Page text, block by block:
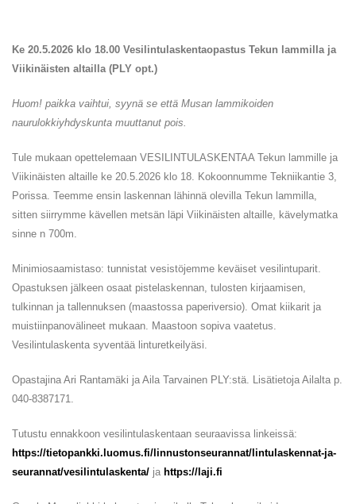
Ke 20.5.2026 klo 18.00 Vesilintulaskentaopastus Tekun lammilla ja
Viikinäisten altailla (PLY opt.)
Huom! paikka vaihtui, syynä se että Musan lammikoiden
naurulokkiyhdyskunta muuttanut pois.
Tule mukaan opettelemaan VESILINTULASKENTAA Tekun lammille ja
Viikinäisten altaille ke 20.5.2026 klo 18. Kokoonnumme Tekniikantie 3,
Porissa. Teemme ensin laskennan lähinnä olevilla Tekun lammilla,
sitten siirrymme kävellen metsän läpi Viikinäisten altaille, kävelymatka
sinne n 700m.
Minimiosaamistaso: tunnistat vesistöjemme keväiset vesilintuparit.
Opastuksen jälkeen osaat pistelaskennan, tulosten kirjaamisen,
tulkinnan ja tallennuksen (maastossa paperiversio). Omat kiikarit ja
muistiinpanovälineet mukaan. Maastoon sopiva vaatetus.
Vesilintulaskenta syventää linturetkeilyäsi.
Opastajina Ari Rantamäki ja Aila Tarvainen PLY:stä. Lisätietoja Ailalta p.
040-8387171.
Tutustu ennakkoon vesilintulaskentaan seuraavissa linkeissä:
https://tietopankki.luomus.fi/linnustonseurannat/lintulaskennat-ja-
seurannat/vesilintulaskenta/ ja https://laji.fi